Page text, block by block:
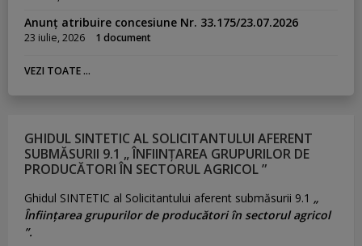
Anunț atribuire concesiune Nr. 33.175/23.07.2026
23 iulie, 2026 1 document
VEZI TOATE ...
GHIDUL SINTETIC AL SOLICITANTULUI AFERENT
SUBMĂSURII 9.1 „ ÎNFIINȚAREA GRUPURILOR DE
PRODUCĂTORI ÎN SECTORUL AGRICOL ”
Ghidul SINTETIC al Solicitantului aferent submăsurii 9.1 „
Înființarea grupurilor de producători în sectorul agricol
”.